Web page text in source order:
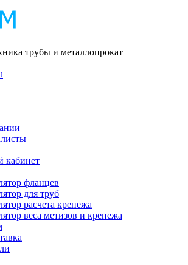
трубы и металлопрокат
кабинет
фланцев
для труб
расчета крепежа
веса метизов и крепежа